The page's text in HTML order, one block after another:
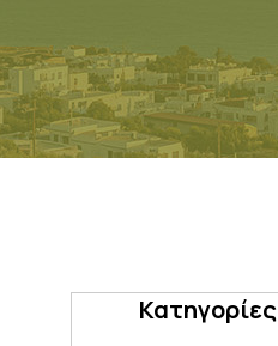
Κατηγορίες